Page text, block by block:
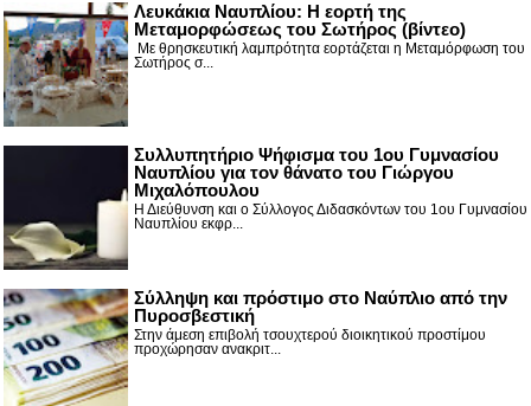
Λευκάκια Ναυπλίου: Η εορτή της
Μεταμορφώσεως του Σωτήρος (βίντεο)
Με θρησκευτική λαμπρότητα εορτάζεται η Μεταμόρφωση του
Σωτήρος σ...
Συλλυπητήριο Ψήφισμα του 1ου Γυμνασίου
Ναυπλίου για τον θάνατο του Γιώργου
Μιχαλόπουλου
Η Διεύθυνση και ο Σύλλογος Διδασκόντων του 1ου Γυμνασίου
Ναυπλίου εκφρ...
Σύλληψη και πρόστιμο στο Ναύπλιο από την
Πυροσβεστική
Στην άμεση επιβολή τσουχτερού διοικητικού προστίμου
προχώρησαν ανακριτ...